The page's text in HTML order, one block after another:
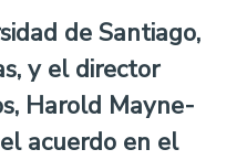
de Santiago,
y el director
Harold Mayne-
acuerdo en el